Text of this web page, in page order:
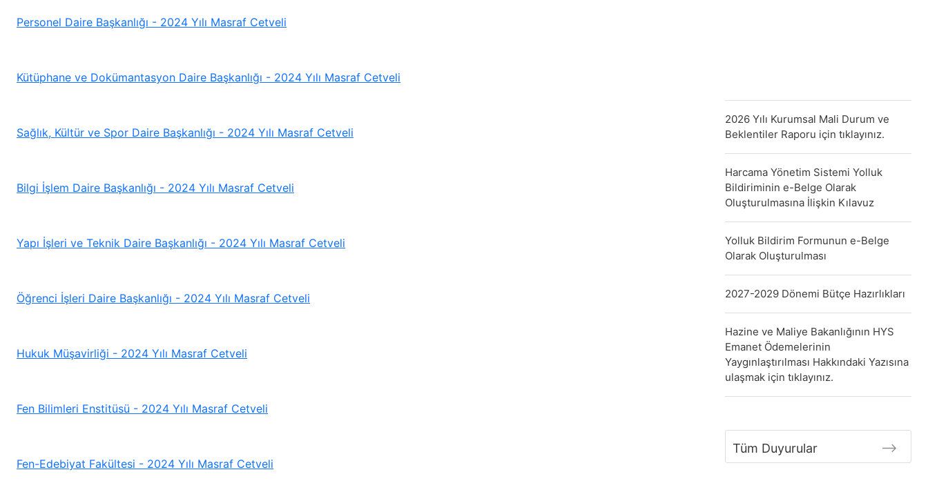
Personel Daire Başkanlığı - 2024 Yılı Masraf Cetveli
Kütüphane ve Dokümantasyon Daire Başkanlığı - 2024 Yılı Masraf Cetveli
Sağlık, Kültür ve Spor Daire Başkanlığı - 2024 Yılı Masraf Cetveli
Bilgi İşlem Daire Başkanlığı - 2024 Yılı Masraf Cetveli
Yapı İşleri ve Teknik Daire Başkanlığı - 2024 Yılı Masraf Cetveli
Öğrenci İşleri Daire Başkanlığı - 2024 Yılı Masraf Cetveli
Hukuk Müşavirliği - 2024 Yılı Masraf Cetveli
Fen Bilimleri Enstitüsü - 2024 Yılı Masraf Cetveli
Fen-Edebiyat Fakültesi - 2024 Yılı Masraf Cetveli
2026 Yılı Kurumsal Mali Durum ve
Beklentiler Raporu için tıklayınız.
Harcama Yönetim Sistemi Yolluk
Bildiriminin e-Belge Olarak
Oluşturulmasına İlişkin Kılavuz
Yolluk Bildirim Formunun e-Belge
Olarak Oluşturulması
2027-2029 Dönemi Bütçe Hazırlıkları
Hazine ve Maliye Bakanlığının HYS
Emanet Ödemelerinin
Yaygınlaştırılması Hakkındaki Yazısına
ulaşmak için tıklayınız.
Tüm Duyurular